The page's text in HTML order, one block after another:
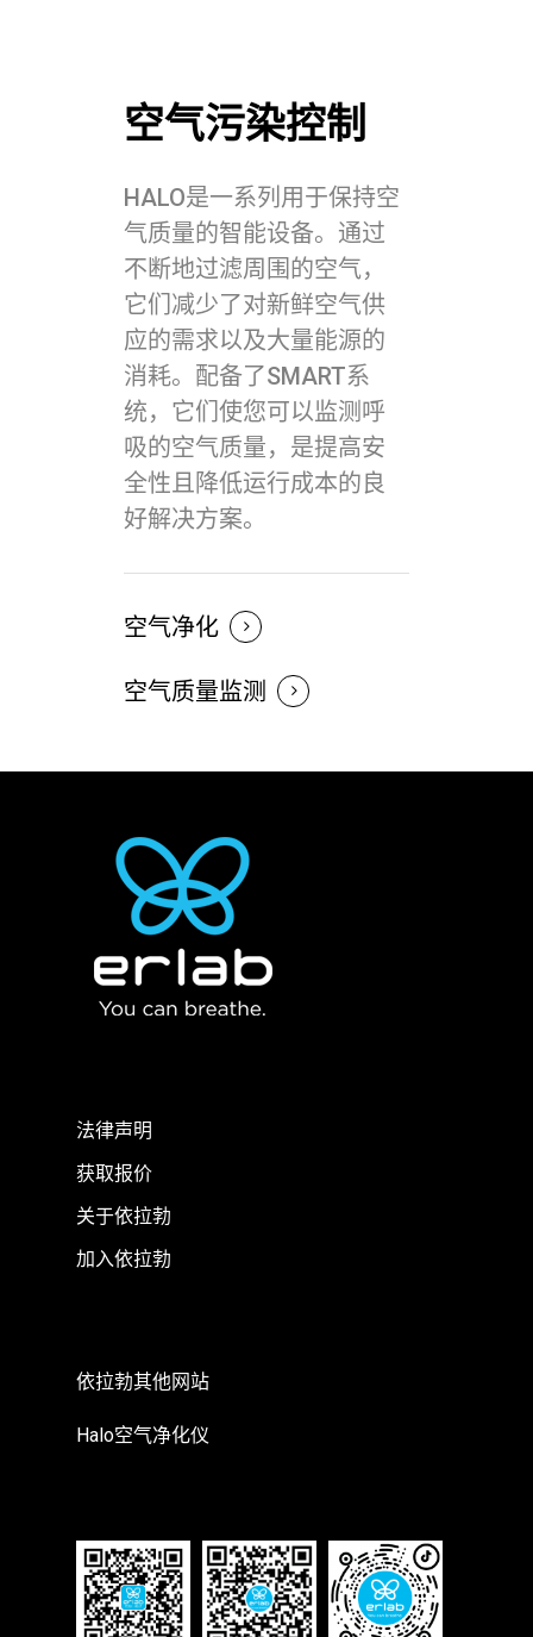
空气污染控制
HALO是一系列用于保持空
气质量的智能设备。通过
不断地过滤周围的空气，
它们减少了对新鲜空气供
应的需求以及大量能源的
消耗。配备了SMART系
统，它们使您可以监测呼
吸的空气质量，是提高安
全性且降低运行成本的良
好解决方案。
空气净化
空气质量监测
法律声明
获取报价
关于依拉勃
加入依拉勃
依拉勃其他网站
Halo空气净化仪